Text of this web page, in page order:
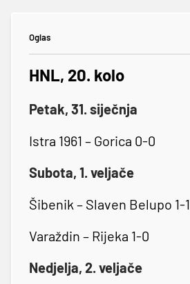
Oglas
HNL, 20. kolo
Petak, 31. siječnja
Istra 1961 – Gorica 0-0
Subota, 1. veljače
Šibenik – Slaven Belupo 1-1
Varaždin – Rijeka 1-0
Nedjelja, 2. veljače